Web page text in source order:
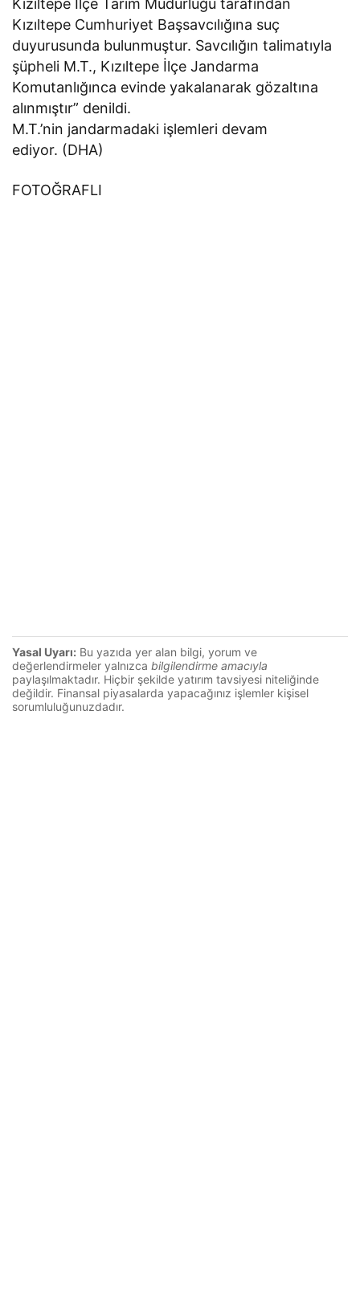
Kızıltepe Cumhuriyet Başsavcılığına suç
duyurusunda bulunmuştur. Savcılığın talimatıyla
şüpheli M.T., Kızıltepe İlçe Jandarma
Komutanlığınca evinde yakalanarak gözaltına
alınmıştır” denildi.
M.T.’nin jandarmadaki işlemleri devam
ediyor. (DHA)
FOTOĞRAFLI
Yasal Uyarı: Bu yazıda yer alan bilgi, yorum ve
değerlendirmeler yalnızca bilgilendirme amacıyla
paylaşılmaktadır. Hiçbir şekilde yatırım tavsiyesi niteliğinde
değildir. Finansal piyasalarda yapacağınız işlemler kişisel
sorumluluğunuzdadır.